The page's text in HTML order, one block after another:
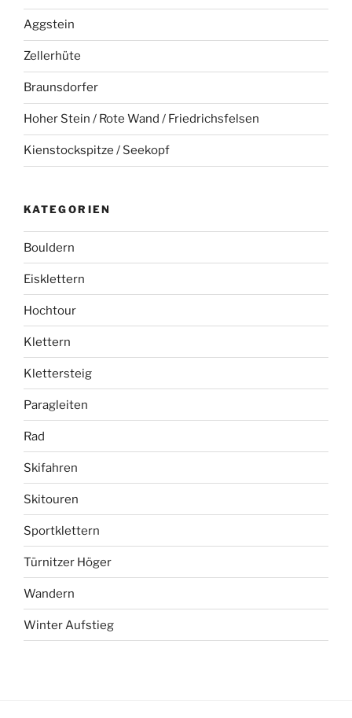
Aggstein
Zellerhüte
Braunsdorfer
Hoher Stein / Rote Wand / Friedrichsfelsen
Kienstockspitze / Seekopf
KATEGORIEN
Bouldern
Eisklettern
Hochtour
Klettern
Klettersteig
Paragleiten
Rad
Skifahren
Skitouren
Sportklettern
Türnitzer Höger
Wandern
Winter Aufstieg